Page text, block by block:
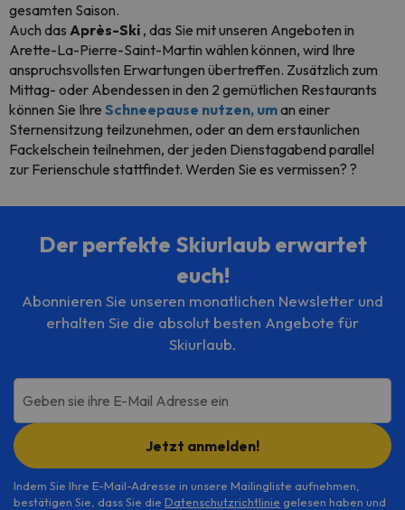
gesamten Saison.
Auch das Après-Ski , das Sie mit unseren Angeboten in
Arette-La-Pierre-Saint-Martin wählen können, wird Ihre
anspruchsvollsten Erwartungen übertreffen. Zusätzlich zum
Mittag- oder Abendessen in den 2 gemütlichen Restaurants
können Sie Ihre Schneepause nutzen, uman einer
Sternensitzung teilzunehmen, oder an dem erstaunlichen
Fackelschein teilnehmen, der jeden Dienstagabend parallel
zur Ferienschule stattfindet. Werden Sie es vermissen? ?
Der perfekte Skiurlaub erwartet
euch!
Abonnieren Sie unseren monatlichen Newsletter und
erhalten Sie die absolut besten Angebote für
Skiurlaub.
Geben sie ihre E-Mail Adresse ein
Jetzt anmelden!
Indem Sie Ihre E-Mail-Adresse in unsere Mailingliste aufnehmen,
bestätigen Sie, dass Sie die Datenschutzrichtlinie gelesen haben und